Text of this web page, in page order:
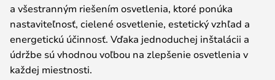
a všestranným riešením osvetlenia, ktoré ponúka
nastaviteľnosť, cielené osvetlenie, estetický vzhľad a
energetickú účinnosť. Vďaka jednoduchej inštalácii a
údržbe sú vhodnou voľbou na zlepšenie osvetlenia v
každej miestnosti.